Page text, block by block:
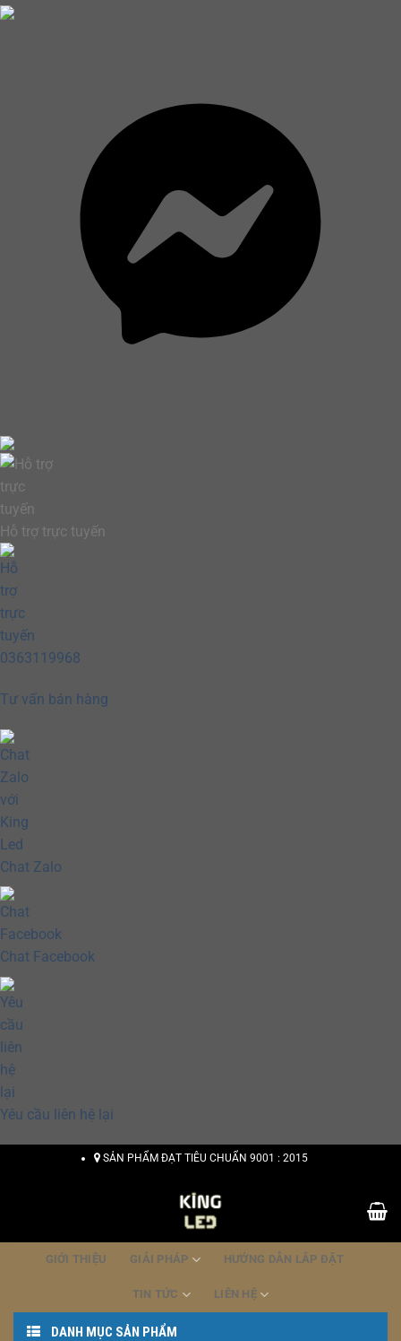
Hỗ trợ trực tuyến
0363119968
Tư vấn bán hàng
Chat Zalo
Chat Facebook
Yêu cầu liên hệ lại
SẢN PHẨM ĐẠT TIÊU CHUẨN 9001 : 2015
GIỚI THIỆU GIẢI PHÁP HƯỚNG DẪN LẮP ĐẶT
TIN TỨC LIÊN HỆ
DANH MỤC SẢN PHẨM